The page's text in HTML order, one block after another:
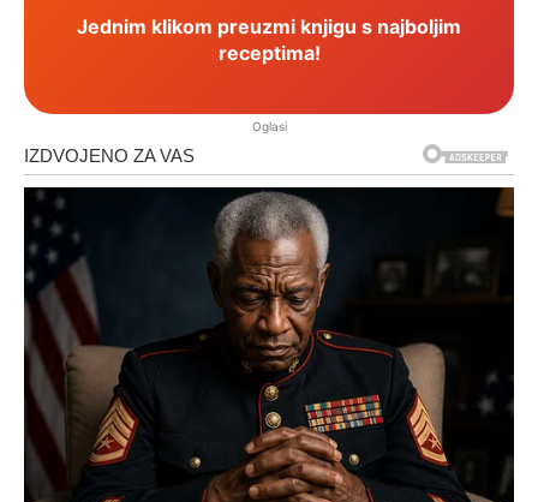
Jednim klikom preuzmi knjigu s najboljim
receptima!
Oglasi